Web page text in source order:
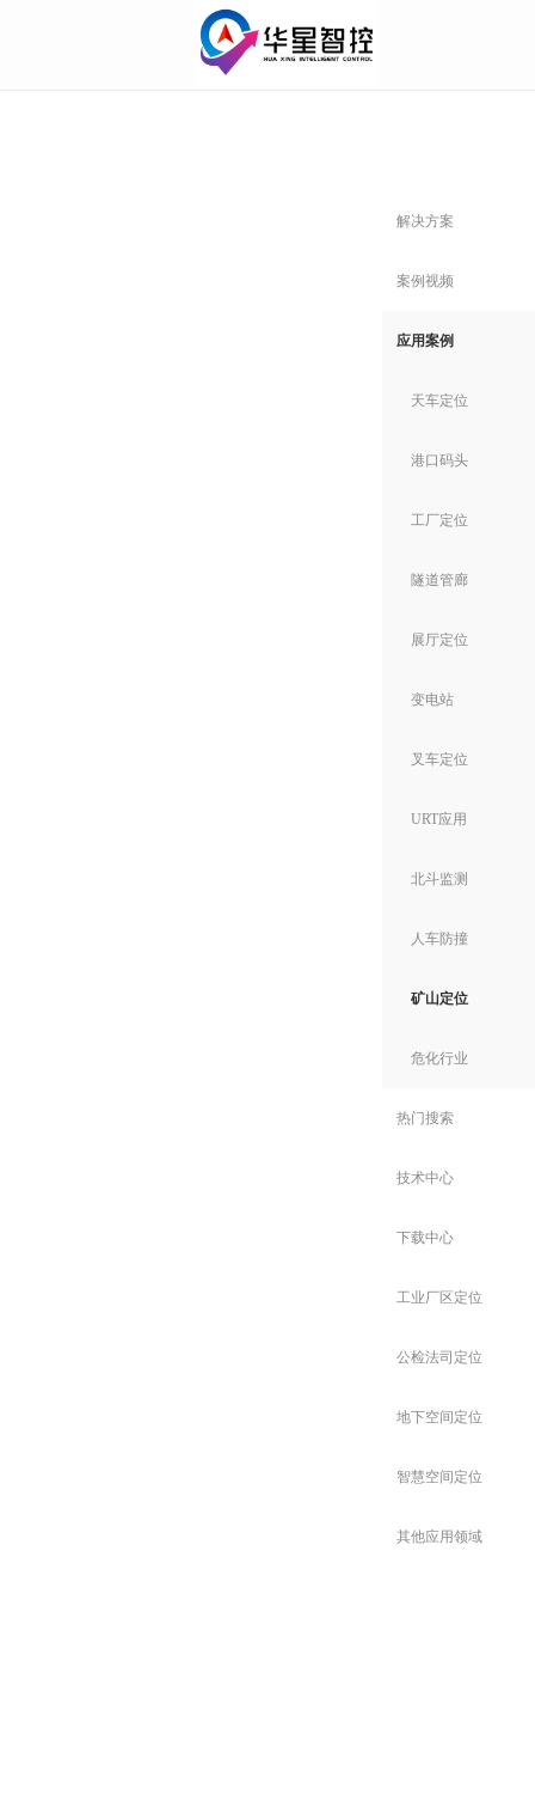
解决方案
案例视频
应用案例
天车定位
港口码头
工厂定位
隧道管廊
展厅定位
变电站
叉车定位
URT应用
北斗监测
人车防撞
矿山定位
危化行业
热门搜索
技术中心
下载中心
工业厂区定位
公检法司定位
地下空间定位
智慧空间定位
其他应用领域